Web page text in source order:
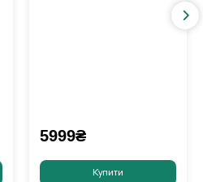
5999₴
Купити